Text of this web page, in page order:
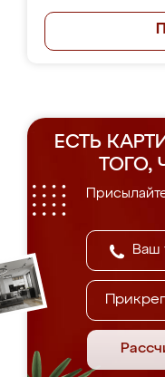
ЕСТЬ
ТОГО,